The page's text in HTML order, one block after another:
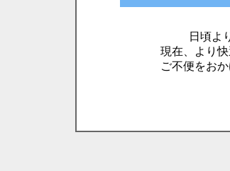
日頃よ
現在、より
ご不便をお